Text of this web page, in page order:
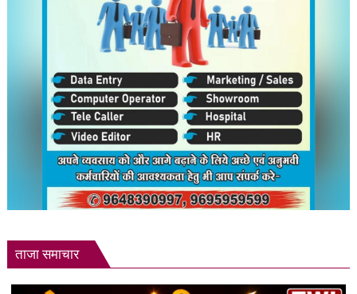
घमासान
ताजा समाचार